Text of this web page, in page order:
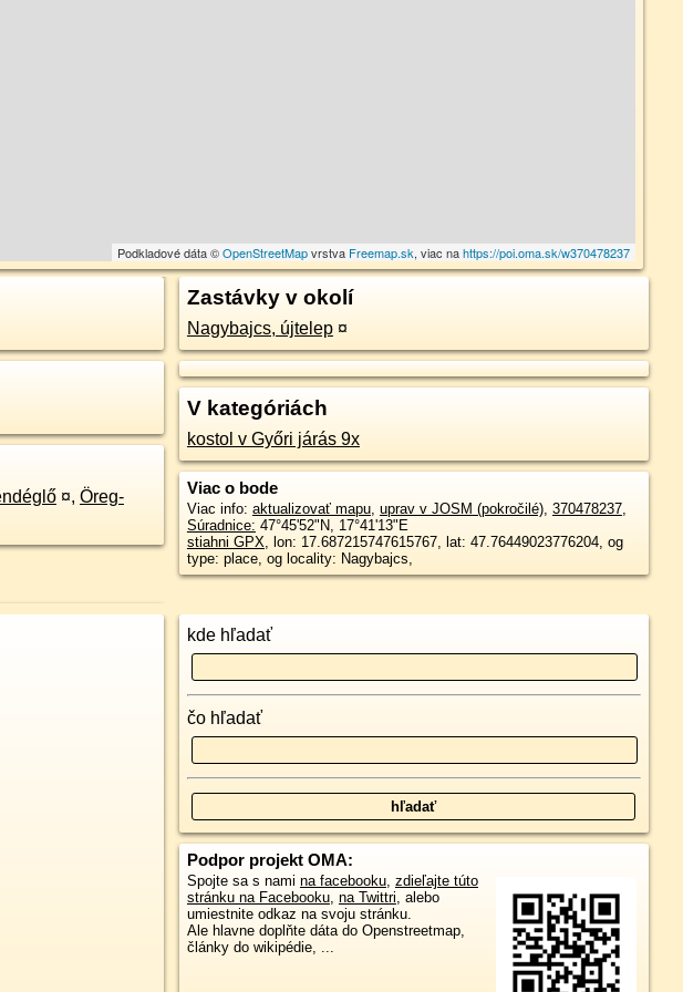
Podkladové dáta ©OpenStreetMapvrstva Freemap.sk, viac nahttps://poi.oma.sk/w370478237
¤, Öreg-
Zastávky v okolí
Nagybajcs, újtelep ¤
V kategóriách
kostol v Győri járás 9x
Viac o bode
Viac info: aktualizovať mapu, uprav v JOSM (pokročilé), 370478237,
Súradnice: 47°45'52"N, 17°41'13"E
stiahni GPX, lon: 17.687215747615767, lat: 47.76449023776204, og
type: place, og locality: Nagybajcs,
kde hľadať
čo hľadať
Podpor projekt OMA:
Spojte sa s nami na facebooku, zdieľajte túto
stránku na Facebooku, na Twittri, alebo
umiestnite odkaz na svoju stránku.
Ale hlavne doplňte dáta do Openstreetmap,
články do wikipédie, ...